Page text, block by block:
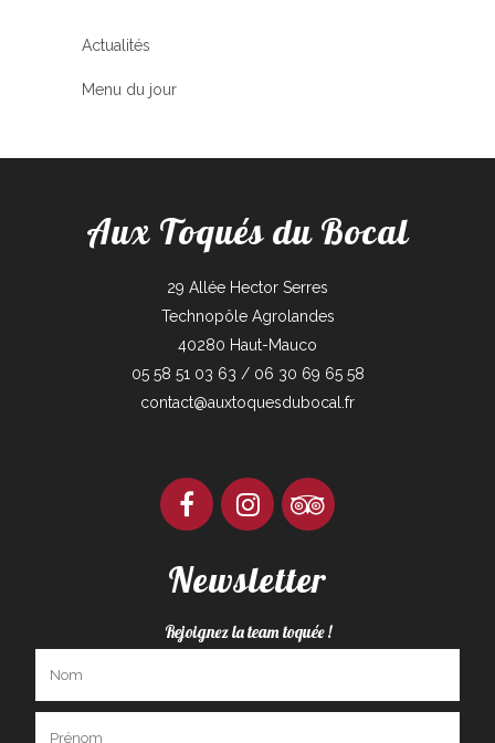
Actualités
Menu du jour
Aux Toqués du Bocal
29 Allée Hector Serres
Technopôle Agrolandes
40280 Haut-Mauco
05 58 51 03 63 / 06 30 69 65 58
contact@auxtoquesdubocal.fr
Newsletter
Rejoignez la team toquée !